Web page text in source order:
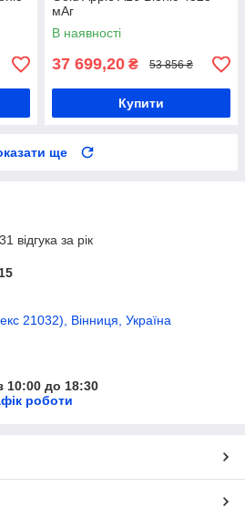
мАг
В наявності
37 699,20 ₴ 53 856 ₴
Купити
ще
відгука за рік
21032), Вінниця, Україна
10:00 до 18:30
роботи